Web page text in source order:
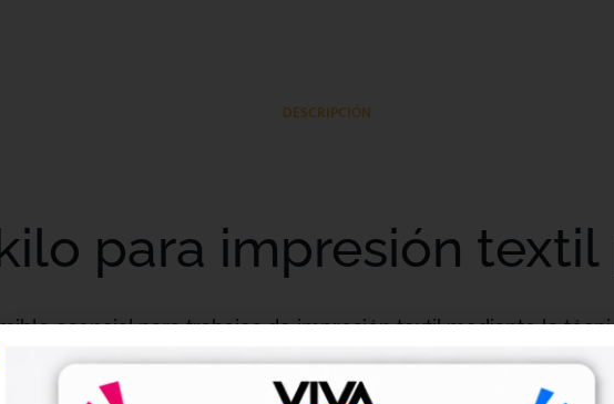
DESCRIPCIÓN
para impresión
esencial para trabajos de impresión textil mediante la
con buena definición, flexibilidad y resistencia, siendo
imprentas textiles y negocios que trabajan con producción